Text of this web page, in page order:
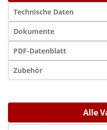
Technische Daten
Dokumente
PDF-Datenblatt
Zubehör
Alle